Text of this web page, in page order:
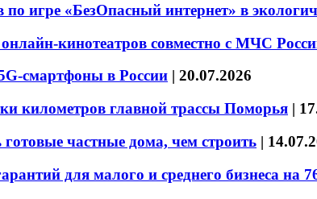
игре «БезОпасный интернет» в
кинотеатров совместно с МЧС
смартфоны в России | 20.07.2026
километров главной трассы Поморья |
частные дома, чем строить |
для малого и среднего бизнеса на